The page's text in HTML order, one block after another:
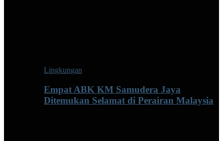
Lingkungan
Empat ABK KM Samudera Jaya
Ditemukan Selamat di Perairan Malaysia